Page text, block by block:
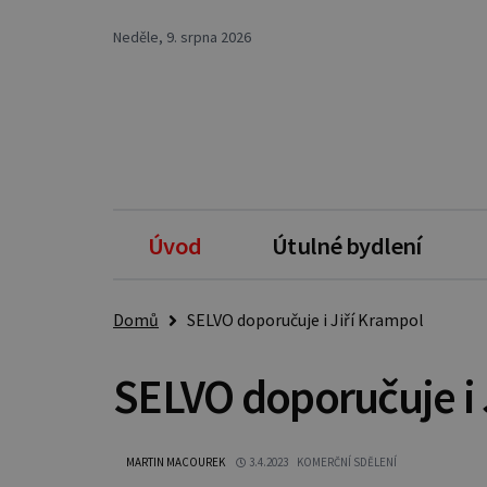
Neděle, 9. srpna 2026
Úvod Útulné bydlení
Domů SELVO doporučuje i Jiří Krampol
SELVO doporučuje
MARTIN MACOUREK 3.4.2023 KOMERČNÍ SDĚLENÍ